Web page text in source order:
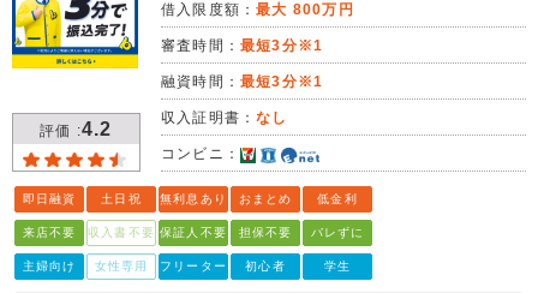
評価 :4.2
借入限度額：最大 800万円
審査時間： 最短3分※1
融資時間： 最短3分※1
収入証明書：なし
コンビニ：
即日融資 土日祝 無利息あり おまとめ 低金利
来店不要 収入書不要 保証人不要 担保不要 バレずに
主婦向け 女性専用 フリーター 初心者 学生